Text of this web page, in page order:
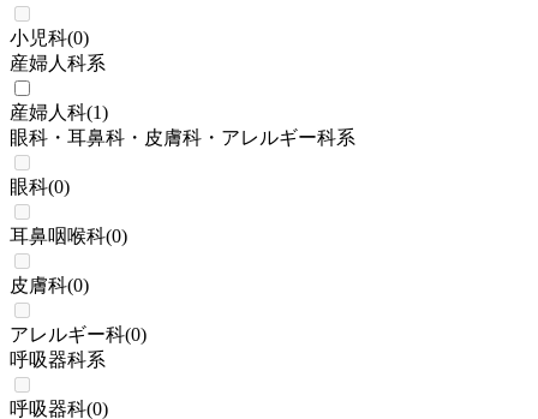
小児科(0)
産婦人科系
産婦人科(1)
眼科・耳鼻科・皮膚科・アレルギー科系
眼科(0)
耳鼻咽喉科(0)
皮膚科(0)
アレルギー科(0)
呼吸器科系
呼吸器科(0)